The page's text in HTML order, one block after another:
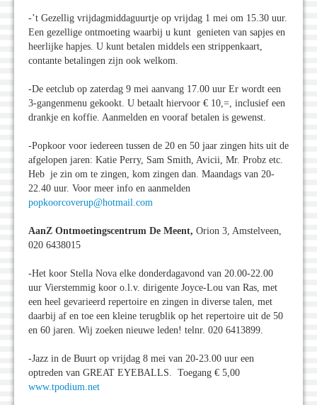
-’t Gezellig vrijdagmiddaguurtje op vrijdag 1 mei om 15.30 uur.
Een gezellige ontmoeting waarbij u kunt genieten van sapjes en
heerlijke hapjes. U kunt betalen middels een strippenkaart,
contante betalingen zijn ook welkom.
-De eetclub op zaterdag 9 mei aanvang 17.00 uur Er wordt een
3-gangenmenu gekookt. U betaalt hiervoor € 10,=, inclusief een
drankje en koffie. Aanmelden en vooraf betalen is gewenst.
-Popkoor voor iedereen tussen de 20 en 50 jaar zingen hits uit de
afgelopen jaren: Katie Perry, Sam Smith, Avicii, Mr. Probz etc.
Heb je zin om te zingen, kom zingen dan. Maandags van 20-
22.40 uur. Voor meer info en aanmelden
popkoorcoverup@hotmail.com
AanZ Ontmoetingscentrum De Meent, Orion 3, Amstelveen,
020 6438015
-Het koor Stella Nova elke donderdagavond van 20.00-22.00
uur Vierstemmig koor o.l.v. dirigente Joyce-Lou van Ras, met
een heel gevarieerd repertoire en zingen in diverse talen, met
daarbij af en toe een kleine terugblik op het repertoire uit de 50
en 60 jaren. Wij zoeken nieuwe leden! telnr. 020 6413899.
-Jazz in de Buurt op vrijdag 8 mei van 20-23.00 uur een
optreden van GREAT EYEBALLS. Toegang € 5,00
www.tpodium.net